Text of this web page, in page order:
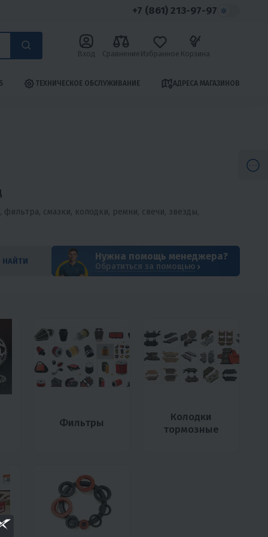
+7 (861) 213-97-97
Вход Сравнение Избранное Корзина
ТЕХНИЧЕСКОЕ ОБСЛУЖИВАНИЕ АДРЕСА МАГАЗИНОВ
смазки, колодки, ремни, свечи, звезды,
НАЙТИ Нужна помощь менеджера?
Обратиться за помощью
Фильтры
Колодки
тормозные